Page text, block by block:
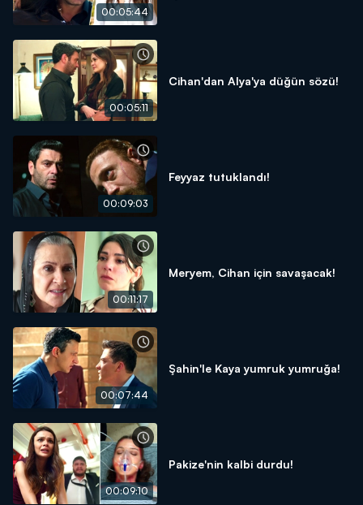
00:05:44
00:05:11
Cihan'dan Alya'ya düğün sözü!
00:09:03
Feyyaz tutuklandı!
00:11:17
Meryem, Cihan için savaşacak!
00:07:44
Şahin'le Kaya yumruk yumruğa!
00:09:10
Pakize'nin kalbi durdu!